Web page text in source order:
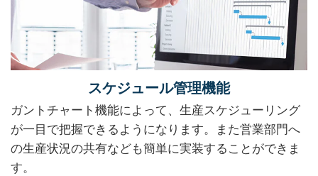
スケジュール管理機能
ガントチャート機能によって、生産スケジューリング
が一目で把握できるようになります。また営業部門へ
の生産状況の共有なども簡単に実装することができま
す。